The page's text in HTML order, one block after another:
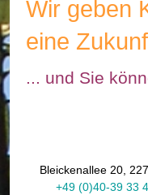
Wir geben
eine
... und Sie
Bleickenallee 20,
+49 (0)40-39 33